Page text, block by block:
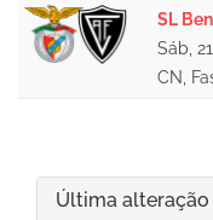
SL
Sáb,
CN,
Última alteração